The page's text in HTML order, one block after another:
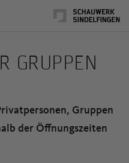
GRUPPEN
Gruppen
der Öffnungszeiten